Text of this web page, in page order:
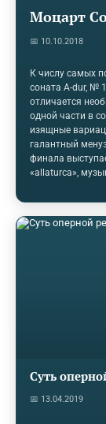
Моцарт
📅 10.10.2018
К числу самых
соната A-dur, №
отличается
одной части в
изящные
галантный
финала
«allaturca»,
XVIII века,
и в «Похищении
него
Суть
📅 13.04.2019